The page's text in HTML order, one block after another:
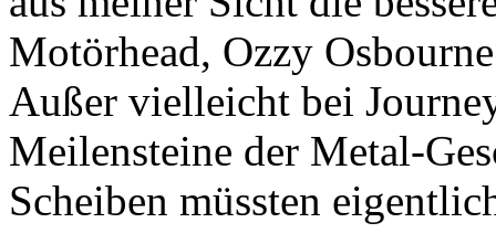
Motörhead, Ozzy
Außer vielleicht bei
Meilensteine der Metal-
Scheiben müssten